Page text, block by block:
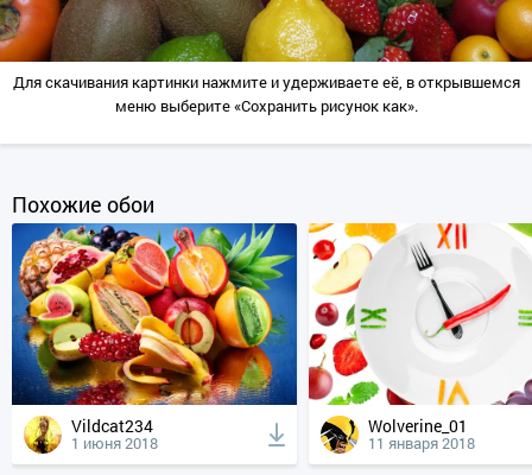
Для скачивания картинки нажмите и удерживаете её, в открывшемся
меню выберите «Сохранить рисунок как».
Похожие обои
Vildcat234
1 июня 2018
Wolverine_01
11 января 2018